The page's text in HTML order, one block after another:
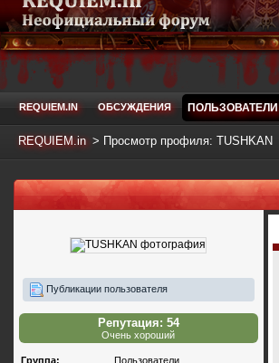
REQUIEM.IN ОБСУЖДЕНИЯ ПОЛЬЗОВАТЕЛИ
REQUIEM.in > Просмотр профиля: TUSHKAN
Публикации пользователя
Репутация: 54
Очень хороший
Группа:
Пользователи